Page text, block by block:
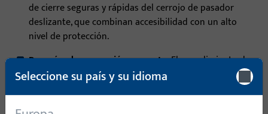
de cierre seguras y rápidas del cerrojo de pasador
deslizante, que combinan accesibilidad con un alto
nivel de protección.
Para vías de evacuación y rescate:El cumplimiento de
las normas EN 179 y EN 1125 garantiza un uso seguro
en caso de emergencia, manteniendo el confort en el
Seleccione su país y su idioma